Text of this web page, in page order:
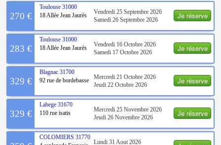
Je réserve
270 €
Toulouse 31000
18 Allée Jean Jaurès
Vendredi 25 Septembre 2026
Samedi 26 Septembre 2026
Je réserve
283 €
Toulouse 31000
18 Allée Jean Jaurès
Vendredi 16 Octobre 2026
Samedi 17 Octobre 2026
Je réserve
329 €
Blagnac 31700
92 rue de bordebasse
Mercredi 21 Octobre 2026
Jeudi 22 Octobre 2026
Je réserve
329 €
Labege 31670
110 rue isatis
Mercredi 25 Novembre 2026
Jeudi 26 Novembre 2026
COLOMIERS 31770
Lundi 31 Aout 2026